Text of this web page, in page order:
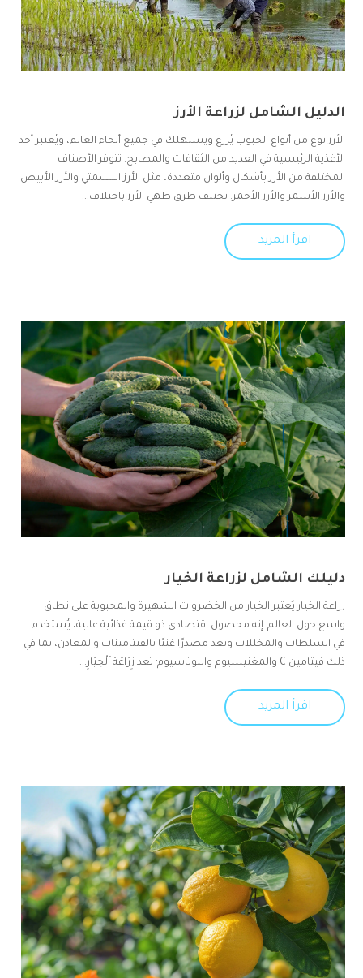
الدليل الشامل لزراعة الأرز
الأرز نوع من أنواع الحبوب يُزرع ويستهلك في جميع أنحاء العالم، ويُعتبر أحد
الأغذية الرئيسية في العديد من الثقافات والمطابخ. تتوفر الأصناف
المختلفة من الأرز بأشكال وألوان متعددة، مثل الأرز البسمتي والأرز الأبيض
والأرز الأسمر والأرز الأحمر. تختلف طرق طهي الأرز باختلاف...
اقرأ المزيد
دليلك الشامل لزراعة الخيار
زراعة الخيار يُعتبر الخيار من الخضروات الشهيرة والمحبوبة على نطاق
واسع حول العالم· إنه محصول اقتصادي ذو قيمة غذائية عالية، يُستخدم
في السلطات والمخللات ويعد مصدرًا غنيًا بالفيتامينات والمعادن، بما في
ذلك فيتامين C والمغنيسيوم والبوتاسيوم· تعد زِرَاعَة اَلْخِيَارِ...
اقرأ المزيد